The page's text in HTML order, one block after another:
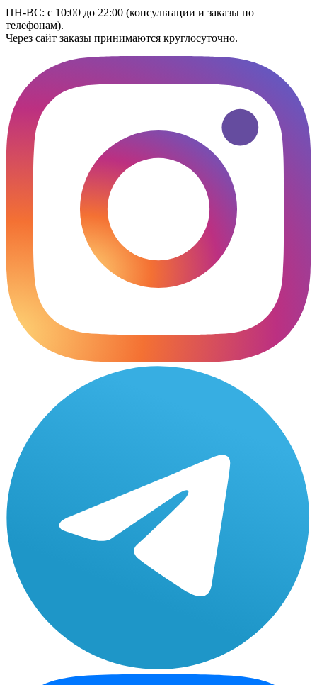
ПН-ВС: с 10:00 до 22:00 (консультации и заказы по
телефонам).
Через сайт заказы принимаются круглосуточно.